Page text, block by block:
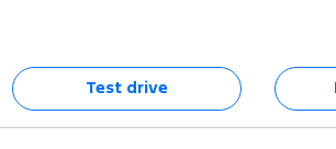
Test drive